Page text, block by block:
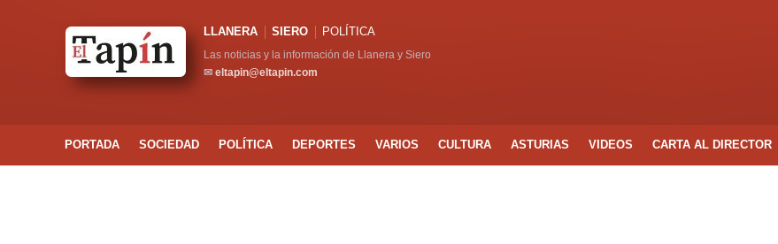
LLANERA SIERO POLÍTICA
Las noticias y la información de Llanera y Siero
✉ eltapin@eltapin.com
PORTADA SOCIEDAD POLÍTICA DEPORTES VARIOS CULTURA ASTURIAS VIDEOS CARTA AL DIRECTOR